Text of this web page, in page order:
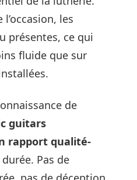
les
présentes, ce qui
fluide que sur
de
guitars
rapport qualité-
Pas de